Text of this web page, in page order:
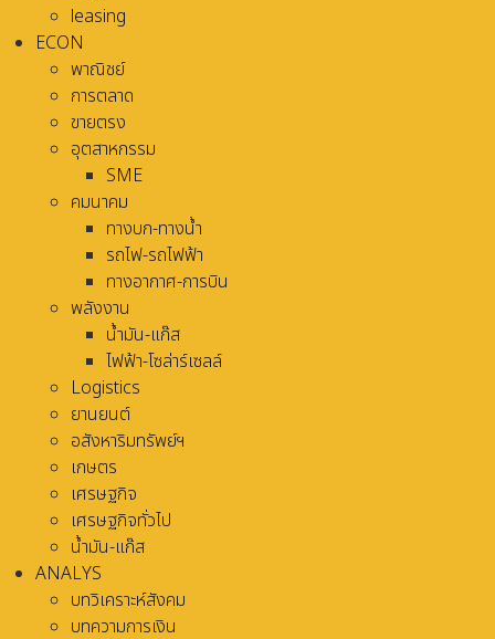
leasing
ECON
พาณิชย์
การตลาด
ขายตรง
อุตสาหกรรม
SME
คมนาคม
ทางบก-ทางน้ำ
รถไฟ-รถไฟฟ้า
ทางอากาศ-การบิน
พลังงาน
น้ำมัน-แก๊ส
ไฟฟ้า-โซล่าร์เซลล์
Logistics
ยานยนต์
อสังหาริมทรัพย์ฯ
เกษตร
เศรษฐกิจ
เศรษฐกิจทั่วไป
น้ำมัน-แก๊ส
ANALYS
บทวิเคราะห์สังคม
บทความการเงิน